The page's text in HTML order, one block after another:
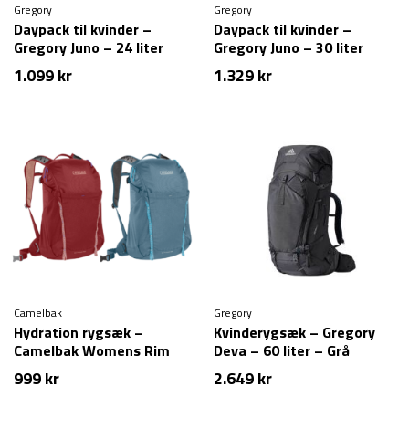
Gregory
Daypack til kvinder –
Gregory Juno – 24 liter
1.099kr
Gregory
Daypack til kvinder –
Gregory Juno – 30 liter
1.329kr
Camelbak
Hydration rygsæk –
Camelbak Womens Rim
Runner X20
999kr
Gregory
Kvinderygsæk – Gregory
Deva – 60 liter – Grå
2.649kr